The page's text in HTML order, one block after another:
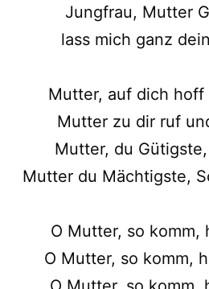
Jungfrau, Mutter
lass mich ganz
Mutter, auf dich hoff
Mutter zu dir ruf
Mutter, du
Mutter du Mächtigste,
O Mutter, so komm,
O Mutter, so komm,